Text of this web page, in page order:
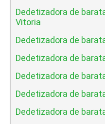
Dedetizadora de
Vitoria
Dedetizadora de
Dedetizadora de
Dedetizadora de
Dedetizadora de
Dedetizadora de